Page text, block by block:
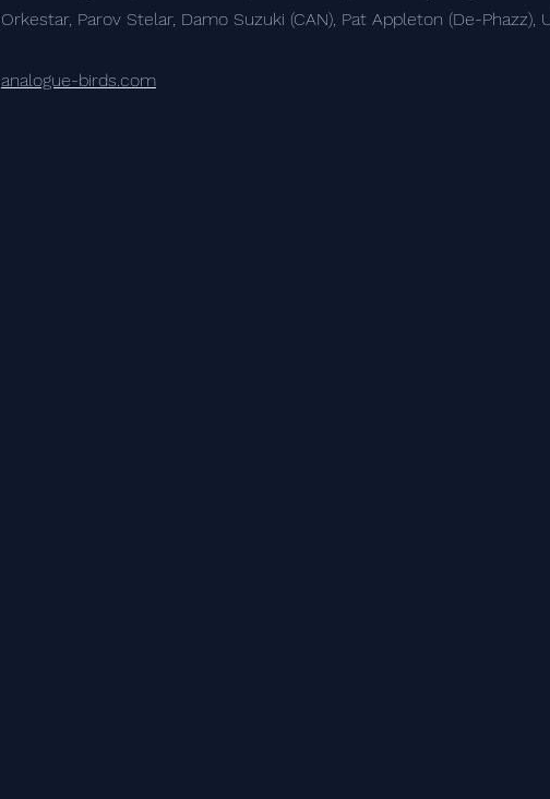
Orkestar, Parov Stelar, Damo Suzuki (CAN), Pat Appleton (De-Phazz),
analogue-birds.com